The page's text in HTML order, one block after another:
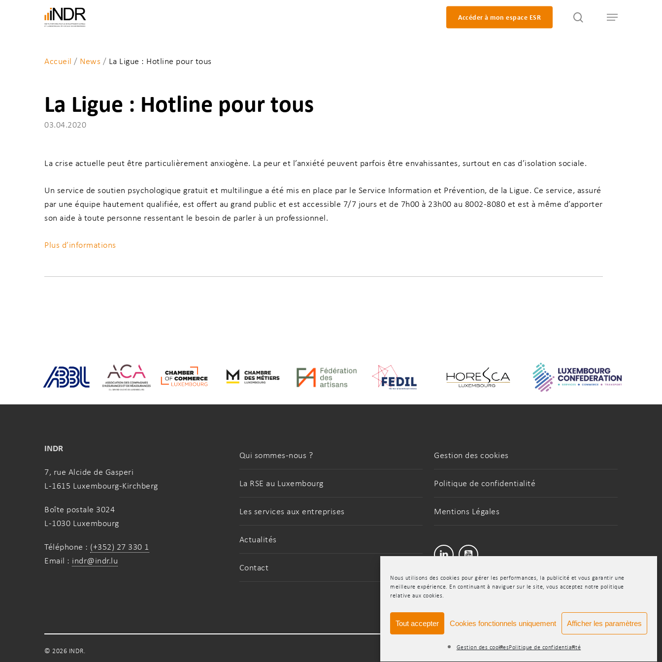
Nous utilisons des cookies pour gérer les performances, la publicité et vous garantir une
meilleure expérience. En continuant à naviguer sur le site, vous acceptez notre politique
relative aux cookies.
Tout accepter Cookies fonctionnels uniquement Afficher les paramètres
Gestion des cookiesPolitique de confidentialité
Accéder à mon espace ESR searchMenu
Accueil / News / La Ligue : Hotline pour tous
La Ligue : Hotline pour tous
03.04.2020
La crise actuelle peut être particulièrement anxiogène. La peur et l’anxiété peuvent parfois être envahissantes, surtout en cas d’isolation sociale.
Un service de soutien psychologique gratuit et multilingue a été mis en place par le Service Information et Prévention, de la Ligue. Ce service, assuré
par une équipe hautement qualifiée, est offert au grand public et est accessible 7/7 jours et de 7h00 à 23h00 au 8002-8080 et est à même d’apporter
son aide à toute personne ressentant le besoin de parler à un professionnel.
Plus d’informations
Share
INDR
7, rue Alcide de Gasperi
L-1615 Luxembourg-Kirchberg
Boîte postale 3024
L-1030 Luxembourg
Téléphone : (+352) 27 330 1
Email : indr@indr.lu
Qui sommes-nous ?
La RSE au Luxembourg
Les services aux entreprises
Actualités
Contact
Gestion des cookies
Politique de confidentialité
Mentions Légales
LinkedInYoutube
© 2026 INDR.